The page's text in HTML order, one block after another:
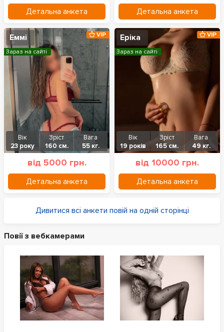
Детальна анкета Детальна анкета
Еммі
Вік
23 року
Зріст
160 см.
Вага
55 кг.
від 5000 грн.
Детальна анкета
VIP
Зараз на сайті
Еріка
Вік
19 років
Зріст
165 см.
Вага
49 кг.
від 10000 грн.
Детальна анкета
VIP
Зараз на сайті
Дивитися всі анкети повій на одній сторінці
Повії з вебкамерами